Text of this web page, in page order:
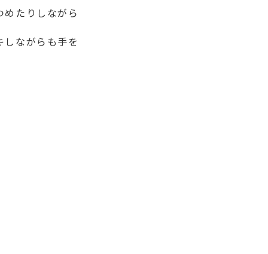
たりしながら
ながらも手を